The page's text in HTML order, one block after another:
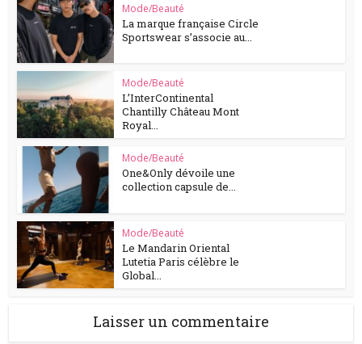
Mode/Beauté
La marque française Circle
Sportswear s’associe au...
Mode/Beauté
L’InterContinental
Chantilly Château Mont
Royal...
Mode/Beauté
One&Only dévoile une
collection capsule de...
Mode/Beauté
Le Mandarin Oriental
Lutetia Paris célèbre le
Global...
Laisser un commentaire